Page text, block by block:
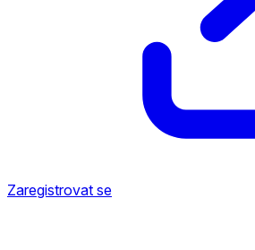
Zaregistrovat se